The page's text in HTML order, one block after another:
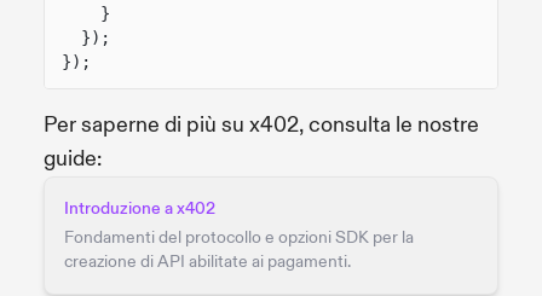
}
});
});
Per saperne di più su x402, consulta le nostre
guide:
Introduzione a x402
Fondamenti del protocollo e opzioni SDK per la
creazione di API abilitate ai pagamenti.